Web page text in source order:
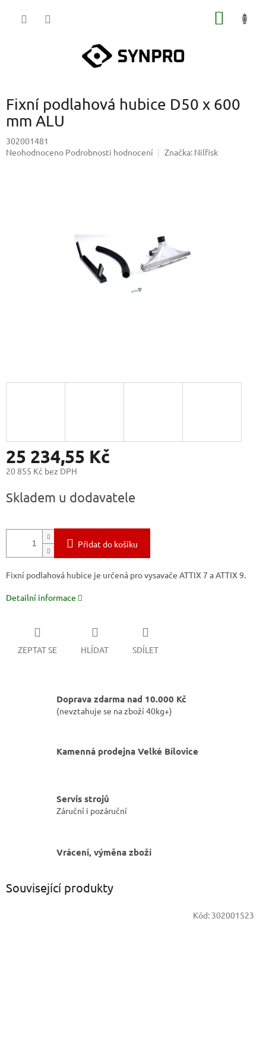
Fixní podlahová hubice D50 x 600
mm ALU
302001481
Průměrné
Neohodnoceno Podrobnosti hodnocení Značka: Nilfisk
25 234,55 Kč
20 855 Kč bez DPH
cena:
Skladem u dodavatele
Přidat do košíku
Fixní podlahová hubice je určená pro vysavače ATTIX 7 a ATTIX 9.
Detailní informace
ZEPTAT SE HLÍDAT SDÍLET
Doprava zdarma nad 10.000 Kč
(nevztahuje se na zboží 40kg+)
Kamenná prodejna Velké Bílovice
Servis strojů
Záruční i pozáruční
Vrácení, výměna zboží
Související produkty
Kód: 302001523